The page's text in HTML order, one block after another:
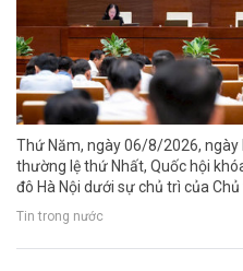
Thứ Năm, ngày 06/8/2026, ngày
thường lệ thứ Nhất, Quốc hội
đô Hà Nội dưới sự chủ trì của
Tin trong nước